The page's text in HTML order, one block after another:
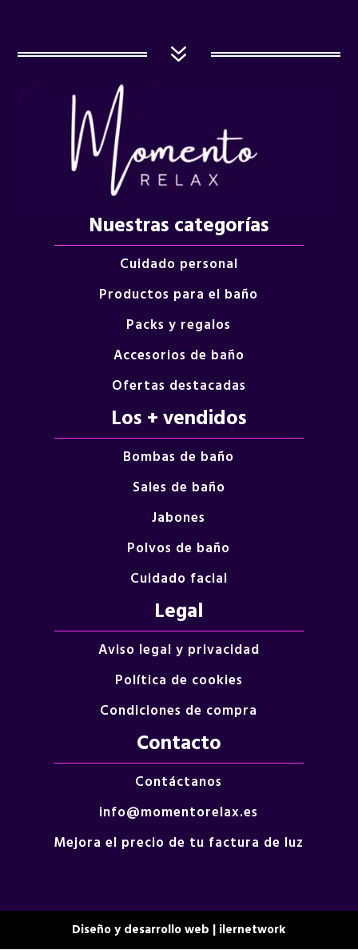
7
Nuestras categorías
Cuidado personal
Productos para el baño
Packs y regalos
Accesorios de baño
Ofertas destacadas
Los + vendidos
Bombas de baño
Sales de baño
Jabones
Polvos de baño
Cuidado facial
Legal
Aviso legal y privacidad
Política de cookies
Condiciones de compra
Contacto
Contáctanos
info@momentorelax.es
Mejora el precio de tu factura de luz
Diseño y desarrollo web | ilernetwork